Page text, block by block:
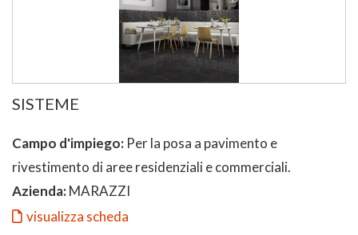
SISTEME
Campo d'impiego: Per la posa a pavimento e
rivestimento di aree residenziali e commerciali.
Azienda:MARAZZI
visualizza scheda